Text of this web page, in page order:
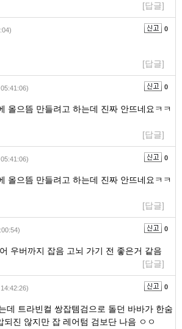
[답글]
0
[답글]
0
올으뜸 만들려고 하는데 진짜 안뜨네요ㅋㅋ
[답글]
0
올으뜸 만들려고 하는데 진짜 안뜨네요ㅋㅋ
[답글]
0
우버까지 잡음 고뇌 가기 전 좋은거 같음
[답글]
0
데 트라빈컬 쌍잡템검으로 돌던 바바가 한숨
되진 않지만 잡 레어텀 검보단 나음 ㅇㅇ